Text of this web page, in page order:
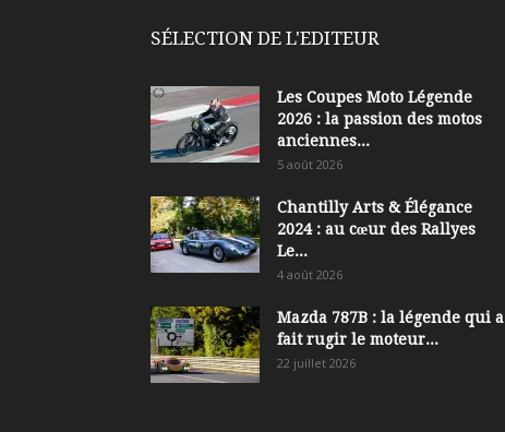
SÉLECTION DE L'EDITEUR
Les Coupes Moto Légende
2026 : la passion des motos
anciennes...
5 août 2026
Chantilly Arts & Élégance
2024 : au cœur des Rallyes
Le...
4 août 2026
Mazda 787B : la légende qui a
fait rugir le moteur...
22 juillet 2026